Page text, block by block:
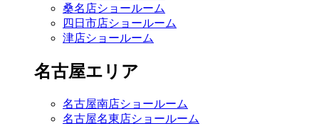
桑名店ショールーム
四日市店ショールーム
津店ショールーム
名古屋エリア
名古屋南店ショールーム
名古屋名東店ショールーム